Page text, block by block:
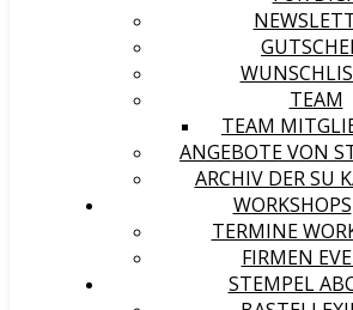
TEAM
TEAM
ANGEBOTE VON
ARCHIV DER SU
WORKSHOPS
TERMINE
FIRMEN
STEMPEL